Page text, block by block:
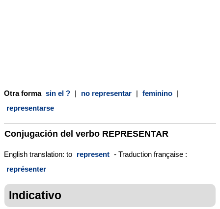
Otra forma sin el ? | no representar | feminino |
representarse
Conjugación del verbo REPRESENTAR
English translation: to represent - Traduction française :
représenter
Indicativo